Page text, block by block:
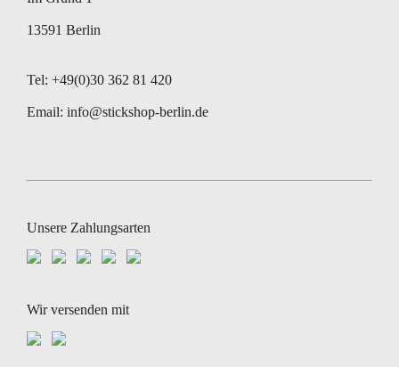
13591 Berlin
Tel: +49(0)30 362 81 420
Email: info@stickshop-berlin.de
Unsere Zahlungsarten
Wir versenden mit